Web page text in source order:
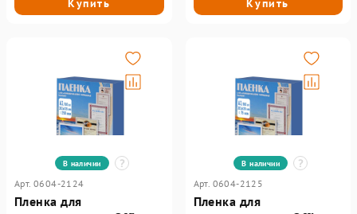
Купить Купить
В наличии
Арт. 0604-2124
Пленка для
В наличии
Арт. 0604-2125
Пленка для